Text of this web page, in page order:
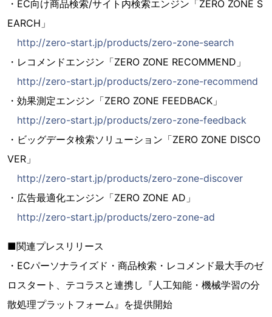
・EC向け商品検索/サイト内検索エンジン「ZERO ZONE S
EARCH」
http://zero-start.jp/products/zero-zone-search
・レコメンドエンジン「ZERO ZONE RECOMMEND」
http://zero-start.jp/products/zero-zone-recommend
・効果測定エンジン「ZERO ZONE FEEDBACK」
http://zero-start.jp/products/zero-zone-feedback
・ビッグデータ検索ソリューション「ZERO ZONE DISCO
VER」
http://zero-start.jp/products/zero-zone-discover
・広告最適化エンジン「ZERO ZONE AD」
http://zero-start.jp/products/zero-zone-ad
■関連プレスリリース
・ECパーソナライズド・商品検索・レコメンド最大手のゼ
ロスタート、テコラスと連携し『人工知能・機械学習の分
散処理プラットフォーム』を提供開始